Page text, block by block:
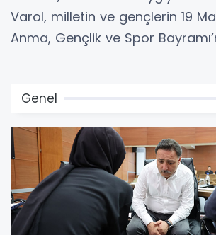
Varol, milletin ve gençlerin 19
Anma, Gençlik ve Spor
Genel